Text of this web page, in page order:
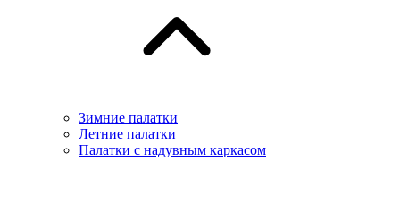
Зимние палатки
Летние палатки
Палатки с надувным каркасом